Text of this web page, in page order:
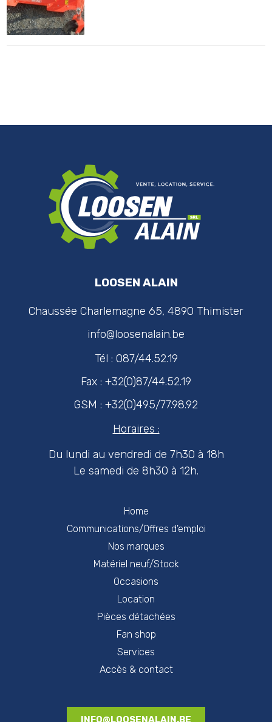
Home
Communications/Offres d'emploi
Nos marques
Matériel neuf/Stock
Occasions
Location
Pièces détachées
Fan shop
Services
Accès & contact
INFO@LOOSENALAIN.BE
LOOSEN ALAIN
Chaussée Charlemagne 65, 4890 Thimister
info@loosenalain.be
Tél : 087/44.52.19
Fax : +32(0)87/44.52.19
GSM : +32(0)495/77.98.92
Horaires :
Du lundi au vendredi de 7h30 à 18h
Le samedi de 8h30 à 12h.